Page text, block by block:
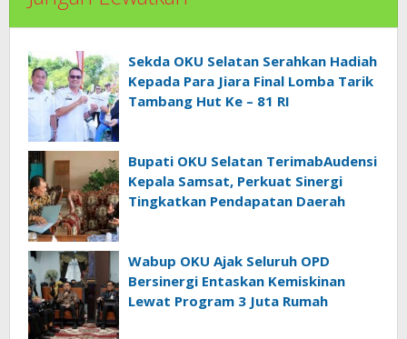
Sekda OKU Selatan Serahkan Hadiah
Kepada Para Jiara Final Lomba Tarik
Tambang Hut Ke – 81 RI
Bupati OKU Selatan TerimabAudensi
Kepala Samsat, Perkuat Sinergi
Tingkatkan Pendapatan Daerah
Wabup OKU Ajak Seluruh OPD
Bersinergi Entaskan Kemiskinan
Lewat Program 3 Juta Rumah